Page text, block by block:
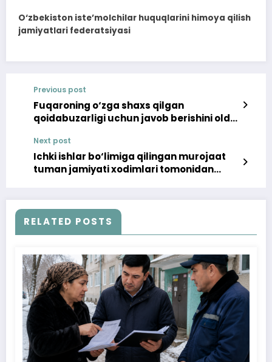
O‘zbekiston iste’molchilar huquqlarini himoya qilish
jamiyatlari federatsiyasi
Previous post
Fuqaroning o‘zga shaxs qilgan
qoidabuzarligi uchun javob berishini oldi
Next post
Ichki ishlar bo‘limiga qilingan murojaat
tuman jamiyati xodimlari tomonidan
RELATED POSTS